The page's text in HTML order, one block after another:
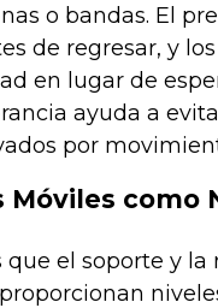
o bandas. El
de regresar, y
en lugar de
ayuda a
por
Móviles como
que el soporte y la